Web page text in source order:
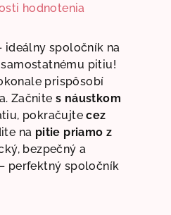
hodnotenia
ideálny spoločník na
pitiu!
prispôsobí
Začnite s náustkom
pokračujtecez
na pitie priamo z
bezpečný a
perfektný spoločník